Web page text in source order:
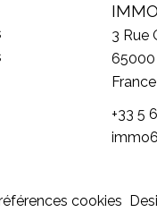
3 Rue
65000
France
+33 5
cookies